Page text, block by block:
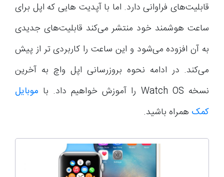
قابلیت‌های فراوانی دارد. اما با آپدیت هایی که اپل برای
ساعت هوشمند خود منتشر می‌کند قابلیت‌های جدیدی
به آن افزوده می‌شود و این ساعت را کاربردی تر از پیش
می‌کند. در ادامه نحوه بروزرسانی اپل واچ به آخرین
نسخه Watch OS را آموزش خواهیم داد. با
موبایل
کمک همراه باشید.